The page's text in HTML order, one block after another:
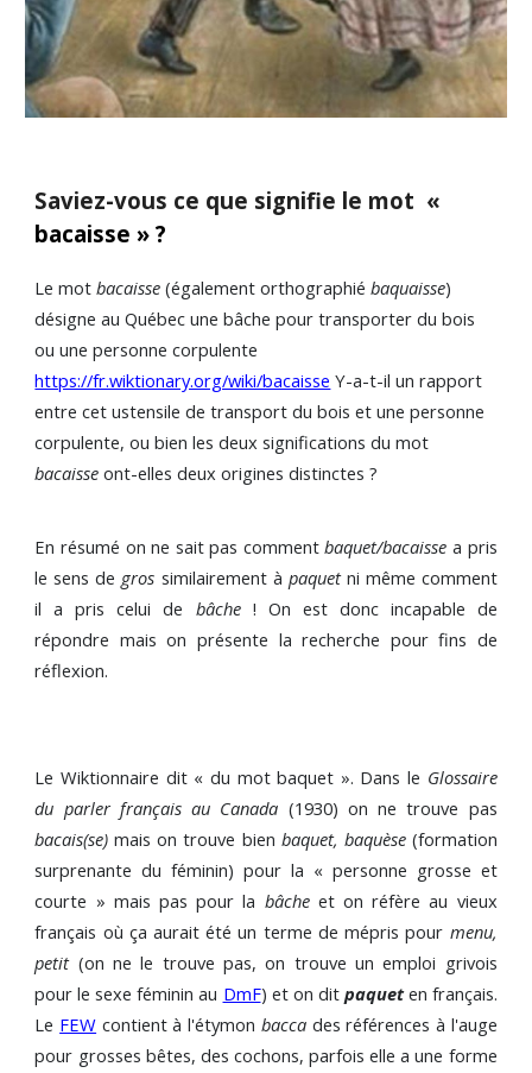
Saviez-vous ce que signifie le mot «
bacaisse » ?
Le motbacaisse (également orthographiébaquaisse)
désigne au Québec une bâche pour transporter du bois
ou une personne corpulente
https://fr.wiktionary.org/wiki/bacaisse Y-a-t-il un rapport
entre cet ustensile de transport du bois et une personne
corpulente, ou bien les deux significations du mot
bacaisse ont-elles deux origines distinctes ?
En résumé on ne sait pas commentbaquet/bacaisse a pris
le sens de gros similairement à paquetni même comment
il a pris celui de bâche! On est donc incapable de
répondre mais on présente la recherche pour fins de
réflexion.
Le Wiktionnaire dit « du mot baquet ». Dans le Glossaire
du parler français au Canada (1930) on ne trouve pas
bacais(se) mais on trouve bien baquet, baquèse(formation
surprenante du féminin) pour la « personne grosse et
courte » mais pas pour la bâcheet on réfère au vieux
français où ça aurait été un terme de mépris pour menu,
petit(on ne le trouve pas, on trouve un emploi grivois
pour le sexe féminin au DmF) et on dit paqueten français.
Le FEW contient à l'étymon baccades références à l'auge
pour grosses bêtes, des cochons, parfois elle a une forme